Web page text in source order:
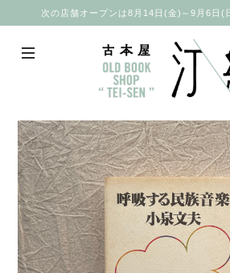
次の店舗オープンは8月14日(金)～9月6日(